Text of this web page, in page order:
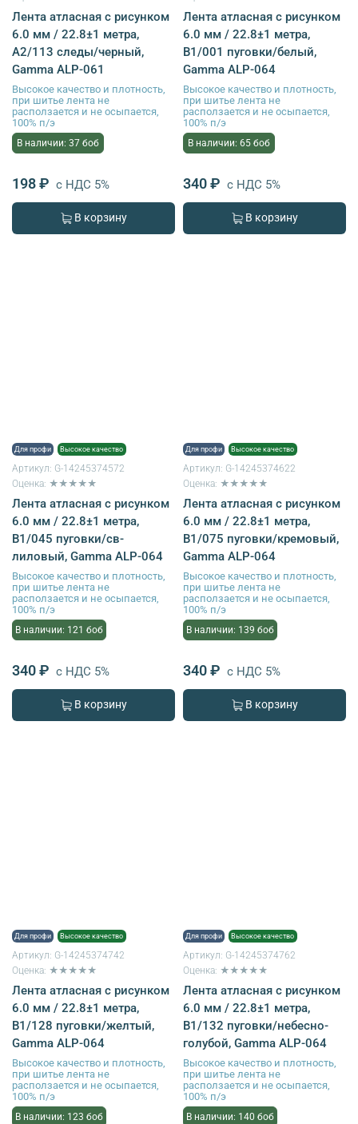
Лента атласная с рисунком
6.0 мм / 22.8±1 метра,
A2/113 следы/черный,
Gamma ALP-061
Высокое качество и плотность,
при шитье лента не
расползается и не осыпается,
100% п/э
В наличии: 37 боб
198 ₽ с НДС 5%
В корзину
Лента атласная с рисунком
6.0 мм / 22.8±1 метра,
B1/001 пуговки/белый,
Gamma ALP-064
Высокое качество и плотность,
при шитье лента не
расползается и не осыпается,
100% п/э
В наличии: 65 боб
340 ₽ с НДС 5%
В корзину
Для профи Высокое качество
Артикул: G-14245374572
Оценка: ★★★★★
Лента атласная с рисунком
6.0 мм / 22.8±1 метра,
B1/045 пуговки/св-
лиловый, Gamma ALP-064
Высокое качество и плотность,
при шитье лента не
расползается и не осыпается,
100% п/э
В наличии: 121 боб
340 ₽ с НДС 5%
В корзину
Для профи Высокое качество
Артикул: G-14245374622
Оценка: ★★★★★
Лента атласная с рисунком
6.0 мм / 22.8±1 метра,
B1/075 пуговки/кремовый,
Gamma ALP-064
Высокое качество и плотность,
при шитье лента не
расползается и не осыпается,
100% п/э
В наличии: 139 боб
340 ₽ с НДС 5%
В корзину
Для профи Высокое качество
Артикул: G-14245374742
Оценка: ★★★★★
Лента атласная с рисунком
6.0 мм / 22.8±1 метра,
B1/128 пуговки/желтый,
Gamma ALP-064
Высокое качество и плотность,
при шитье лента не
расползается и не осыпается,
100% п/э
В наличии: 123 боб
Для профи Высокое качество
Артикул: G-14245374762
Оценка: ★★★★★
Лента атласная с рисунком
6.0 мм / 22.8±1 метра,
B1/132 пуговки/небесно-
голубой, Gamma ALP-064
Высокое качество и плотность,
при шитье лента не
расползается и не осыпается,
100% п/э
В наличии: 140 боб